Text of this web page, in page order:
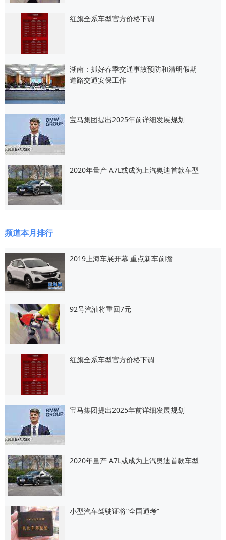
红旗全系车型官方价格下调
湖南：抓好春季交通事故预防和清明假期
道路交通安保工作
宝马集团提出2025年前详细发展规划
2020年量产 A7L或成为上汽奥迪首款车型
频道本月排行
2019上海车展开幕 重点新车前瞻
92号汽油将重回7元
红旗全系车型官方价格下调
宝马集团提出2025年前详细发展规划
2020年量产 A7L或成为上汽奥迪首款车型
小型汽车驾驶证将“全国通考”